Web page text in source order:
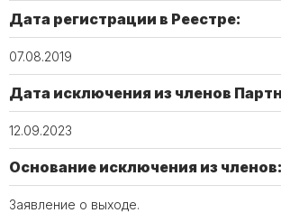
Дата регистрации в Реестре:
07.08.2019
Дата исключения из членов
12.09.2023
Основание исключения из членов:
Заявление о выходе.